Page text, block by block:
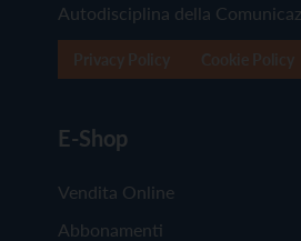
Autodisciplina della
E-Shop
Vendita Online
Abbonamenti